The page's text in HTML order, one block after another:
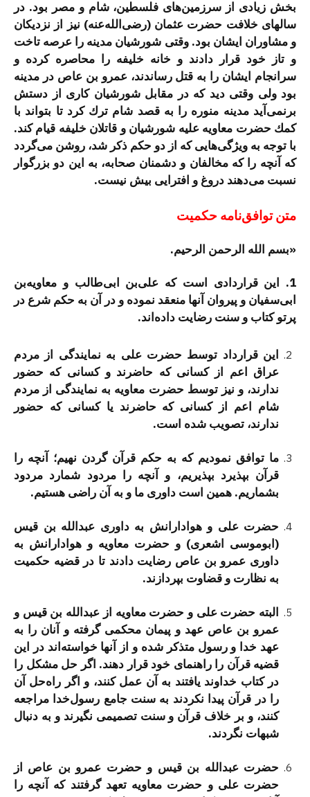
بخش زیادی از سرزمین‌های فلسطین، شام و مصر بود. در
سالهای خلافت حضرت عثمان (رضی‌الله‌عنه) نیز از نزدیكان
و مشاوران ایشان بود. وقتی شورشیان مدینه را عرصه تاخت
و تاز خود قرار دادند و خانه خلیفه را محاصره كرده و
سرانجام ایشان را به قتل رساندند، عمرو بن عاص در مدینه
بود ولی وقتی دید كه در مقابل شورشیان كاری از دستش
برنمی‌آید مدینه منوره را به قصد شام ترك كرد تا بتواند با
كمك حضرت معاویه علیه شورشیان و قاتلان خلیفه قیام كند.
با توجه به ویژگی‌هایی كه از دو حكم ذكر ‌شد، روشن می‌گردد
كه آنچه را كه مخالفان و دشمنان صحابه، به این دو بزرگوار
نسبت می‌دهند دروغ و افترایی بیش نیست.
متن توافق‌نامه حكمیت
«بسم الله الرحمن الرحیم.
1. این قراردادی است كه علی‌بن ابی‌طالب و معاویه‌بن
ابی‌سفیان و پیروان آنها منعقد نموده و در آن به حكم شرع در
پرتو كتاب و سنت رضایت داده‌اند.
این قرارداد توسط حضرت علی به نمایندگی از مردم
عراق اعم از كسانی كه حاضرند و كسانی كه حضور
ندارند، و نیز توسط حضرت معاویه به نمایندگی از مردم
شام اعم از كسانی كه حاضرند یا كسانی كه حضور
ندارند، تصویب شده است.
ما توافق نمودیم كه به حكم قرآن گردن نهیم؛ آنچه را
قرآن بپذیرد بپذیریم، و آنچه را مردود شمارد مردود
بشماریم. همین است داوری ما و به آن راضی هستیم.
حضرت علی و هوادارانش به داوری عبدالله بن قیس
(ابوموسی اشعری) و حضرت معاویه و هوادارانش به
داوری عمرو بن عاص رضایت دادند تا در قضیه حكمیت
به نظارت و قضاوت بپردازند.
البته حضرت علی و حضرت معاویه از عبدالله بن قیس و
عمرو بن عاص عهد و پیمان محكمی گرفته و آنان را به
عهد خدا و رسول متذكر شده و از آنها خواسته‌اند در این
قضیه قرآن را راهنمای خود قرار دهند. اگر حل مشكل را
در كتاب خداوند یافتند به آن عمل كنند، و اگر راه‌حل آن
را در قرآن پیدا نكردند به سنت جامع رسول‌خدا مراجعه
كنند، و بر خلاف قرآن و سنت تصمیمی نگیرند و به دنبال
شبهات نگردند.
حضرت عبدالله بن قیس و حضرت عمرو بن عاص از
حضرت علی و حضرت معاویه تعهد گرفتند كه آنچه را